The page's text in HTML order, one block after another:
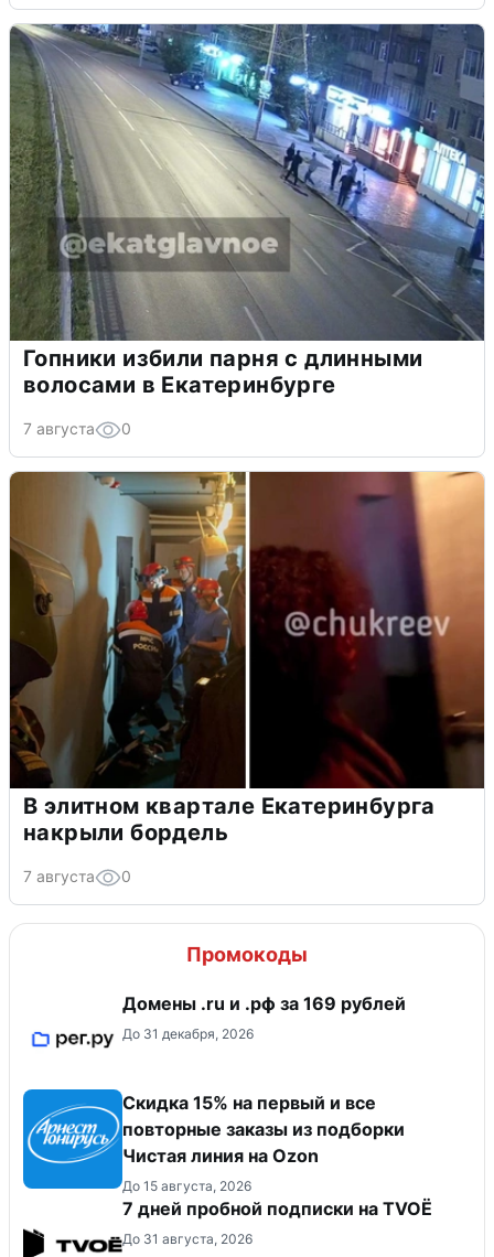
Гопники избили парня с длинными
волосами в Екатеринбурге
7 августа 0
В элитном квартале Екатеринбурга
накрыли бордель
7 августа 0
Промокоды
Домены .ru и .рф за 169 рублей
До 31 декабря, 2026
Скидка 15% на первый и все
повторные заказы из подборки
Чистая линия на Ozon
До 15 августа, 2026
7 дней пробной подписки на TVOЁ
До 31 августа, 2026